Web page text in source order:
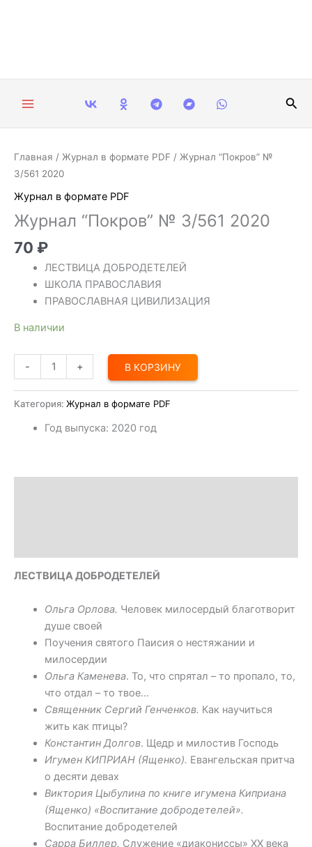
Главная / Журнал в формате PDF / Журнал “Покров” №
3/561 2020
Журнал в формате PDF
Журнал “Покров” № 3/561 2020
70 ₽
ЛЕСТВИЦА ДОБРОДЕТЕЛЕЙ
ШКОЛА ПРАВОСЛАВИЯ
ПРАВОСЛАВНАЯ ЦИВИЛИЗАЦИЯ
В наличии
-
Количество
товара
Журнал
№
3/561
2020
+ В КОРЗИНУ
Категория: Журнал в формате PDF
Год выпуска: 2020 год
ЛЕСТВИЦА ДОБРОДЕТЕЛЕЙ
Ольга Орлова. Человек милосердый благотворит
душе своей
Поучения святого Паисия о нестяжании и
милосердии
Ольга Каменева. То, что спрятал – то пропало, то,
что отдал – то твое…
Священник Сергий Генченков. Как научиться
жить как птицы?
Константин Долгов. Щедр и милостив Господь
Игумен КИПРИАН (Ященко). Евангельская притча
о десяти девах
Виктория Цыбулина по книге игумена Киприана
(Ященко) «Воспитание добродетелей».
Воспитание добродетелей
Сарра Биллер. Служение «диакониссы» ХХ века